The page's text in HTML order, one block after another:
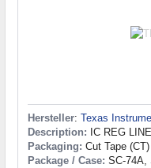
Hersteller: Texas
Description: IC REG
Packaging: Cut Tape (CT)
Package / Case: SC-74A,